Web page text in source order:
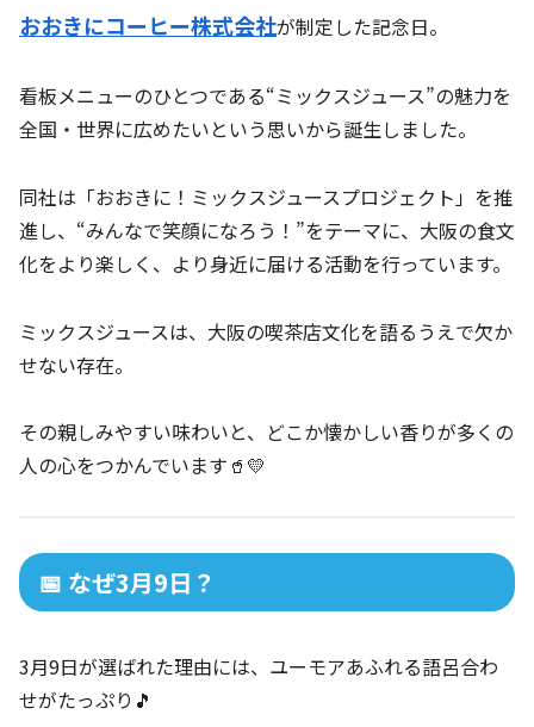
おおきにコーヒー株式会社が制定した記念日。
看板メニューのひとつである“ミックスジュース”の魅力を
全国・世界に広めたいという思いから誕生しました。
同社は「おおきに！ミックスジュースプロジェクト」を推
進し、“みんなで笑顔になろう！”をテーマに、大阪の食文
化をより楽しく、より身近に届ける活動を行っています。
ミックスジュースは、大阪の喫茶店文化を語るうえで欠か
せない存在。
その親しみやすい味わいと、どこか懐かしい香りが多くの
人の心をつかんでいます🥤💛
📅 なぜ3月9日？
3月9日が選ばれた理由には、ユーモアあふれる語呂合わ
せがたっぷり🎵